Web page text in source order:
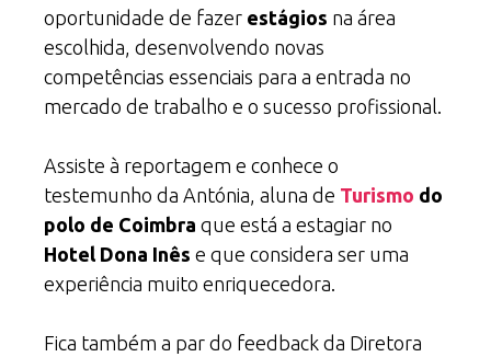
oportunidade de fazer estágios na área
escolhida, desenvolvendo novas
competências essenciais para a entrada no
mercado de trabalho e o sucesso profissional.
Assiste à reportagem e conhece o
testemunho da Antónia, aluna de Turismo do
polo de Coimbra que está a estagiar no
Hotel Dona Inês e que considera ser uma
experiência muito enriquecedora.
Fica também a par do feedback da Diretora